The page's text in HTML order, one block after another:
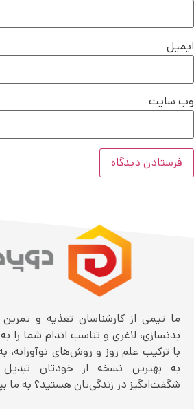
ایمیل
وب‌ سایت
ما تیمی از کارشناسان تغذیه و
بدنسازی، لاغری و تناسب اندام شما
با ترکیب علم روز و روش‌های
به بهترین نسخه از خودتان
شگفت‌انگیز در زندگی‌تان هستید؟ به ما